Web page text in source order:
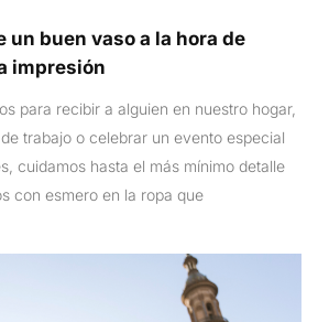
un buen vaso a la hora de
impresión
para recibir a alguien en nuestro hogar,
trabajo o celebrar un evento especial
cuidamos hasta el más mínimo detalle
con esmero en la ropa que